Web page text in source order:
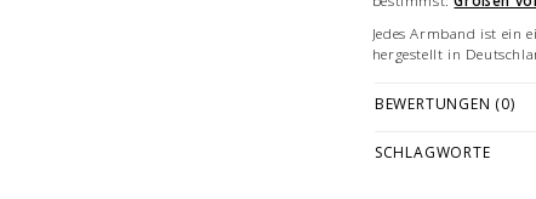
Jedes Armband ist ein
hergestellt in
Edelsteine sind
in Größe, Farbe und
Bilddarstellungen:
BEWERTUNGEN (0)
SCHLAGWORTE